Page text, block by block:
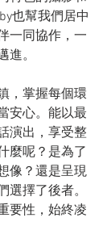
也幫我們居中
一同協作，一
。
，掌握每個環
安心。能以最
演出，享受整
麼呢？是為了
像？還是呈現
選擇了後者。
要性，始終凌